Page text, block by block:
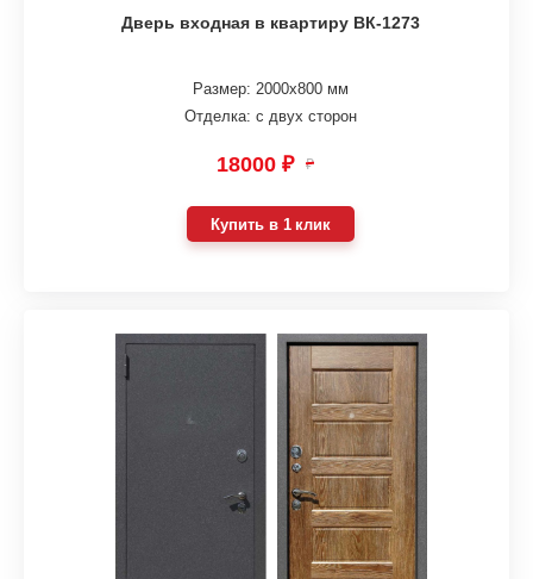
Дверь входная в квартиру ВК-1273
Размер: 2000х800 мм
Отделка: с двух сторон
18000 ₽ ₽
Купить в 1 клик